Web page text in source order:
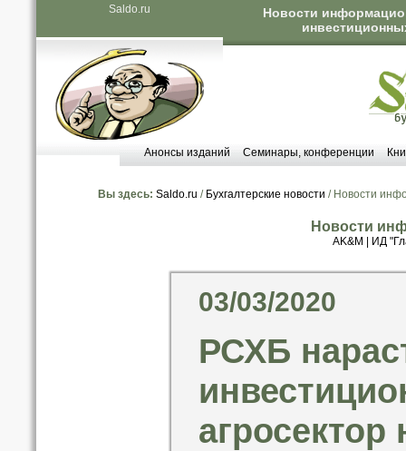
Saldo.ru
Новости
Анонсы изданий Семинары, конференции
Вы здесь: Saldo.ru / Бухгалтерские новости / Новости
Новости
AK&M ИД
03/03/2020
РСХБ
агросектор